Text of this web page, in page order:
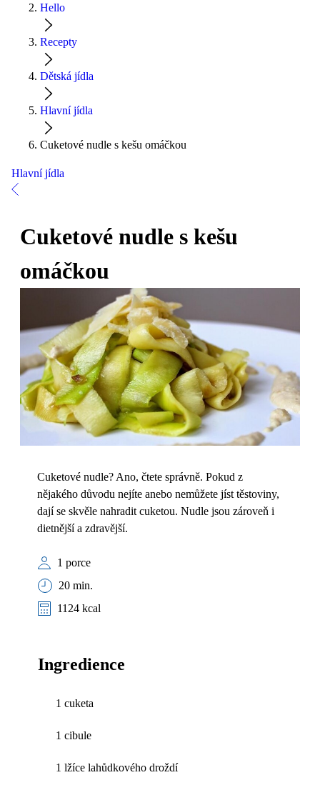
Hello
Recepty
Dětská jídla
Hlavní jídla
Cuketové nudle s kešu omáčkou
Hlavní jídla
Cuketové nudle s kešu
omáčkou
Cuketové nudle? Ano, čtete správně. Pokud z
nějakého důvodu nejíte anebo nemůžete jíst těstoviny,
dají se skvěle nahradit cuketou. Nudle jsou zároveň i
dietnější a zdravější.
1 porce
20 min.
1124 kcal
Ingredience
1 cuketa
1 cibule
1 lžíce lahůdkového droždí